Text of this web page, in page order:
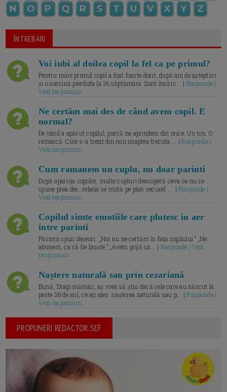
N
O P Q R S T U V X Y Z
ÎNTREBARI
Voi iubi al doilea copil la fel ca pe primul?
Pentru mine primul copil a fost foarte dorit, după ani de așteptări
și o sarcină pierduta la 16 săptămâni. Sunt însărc... | Raspunde |
Vezi raspunsuri
Ne certăm mai des de când avem copil. E
normal?
De când a apărut copilul, parcă ne aprindem din orice. Un ton. O
remarcă. Cine s-a trezit din nou noaptea trecuta.... |Raspunde |
Vezi raspunsuri
Cum ramanem un cuplu, nu doar parinti
După apariția copiilor, multe cupluri descoperă ceva ce nu se
spune prea des: relația se mută pe plan secund. ... |Raspunde |
Vezi raspunsuri
Copilul simte emotiile care plutesc in aer
intre parinti
Părinții spun deseori: „Noi nu ne certăm în fața copilului.” „Ne
abținem, ca să fie liniște.” „Avem grijă să... | Raspunde | Vezi
raspunsuri
Naștere naturală sau prin cezariană
Bună, Dragi mămici, aș vrea să știu dacă cele care au născut la
peste 38 de ani, ce ați ales: nașterea naturală sau p... |Raspunde |
Vezi raspunsuri
PROPUNERI REDACTOR SEF